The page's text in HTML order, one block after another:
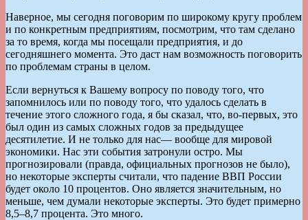
Наверное, мы сегодня поговорим по широкому кругу проблем
и по конкретным предприятиям, посмотрим, что там сделано
за то время, когда мы посещали предприятия, и до
сегодняшнего момента. Это даст нам возможность поговорить
по проблемам страны в целом.
Если вернуться к Вашему вопросу по поводу того, что
запомнилось или по поводу того, что удалось сделать в
течение этого сложного года, я бы сказал, что, во-первых, это
был один из самых сложных годов за предыдущее
десятилетие. И не только для нас— вообще для мировой
экономики. Нас эти события затронули остро. Мы
прогнозировали (правда, официальных прогнозов не было),
но некоторые эксперты считали, что падение ВВП России
будет около 10 процентов. Оно является значительным, но
меньше, чем думали некоторые эксперты. Это будет примерно
8,5–8,7 процента. Это много.